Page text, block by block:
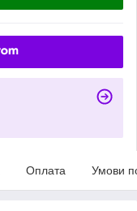
Оплата Умови